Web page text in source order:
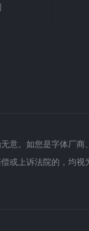
意。如您是字体厂
或上诉法院的，均